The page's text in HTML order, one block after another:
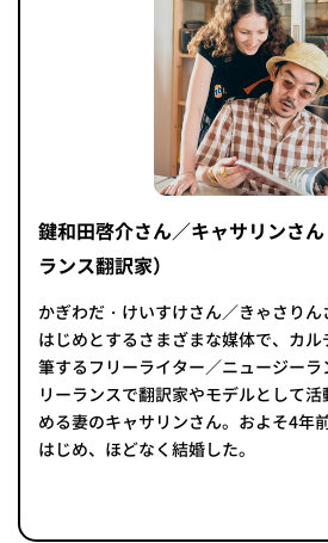
鍵和田啓介さん／キャサリンさ
ランス翻訳家）
かぎわだ・けいすけさん／きゃさりん
はじめとするさまざまな媒体で、カ
筆するフリーライター／ニュージー
リーランスで翻訳家やモデルとして
める妻のキャサリンさん。およそ4年
はじめ、ほどなく結婚した。